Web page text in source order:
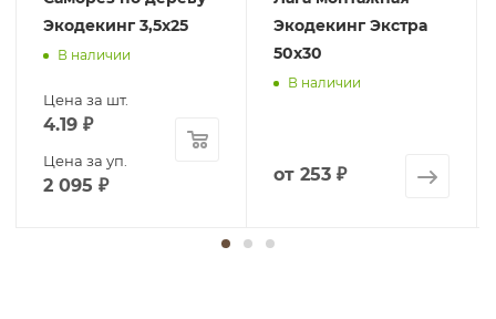
Экодекинг 3,5х25
В наличии
Цена за шт.
4.19 ₽
Цена за уп.
2 095 ₽
Экодекинг Экстра
50х30
В наличии
от 253 ₽